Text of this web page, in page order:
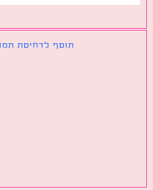
תוסף לדחיסת תמונות